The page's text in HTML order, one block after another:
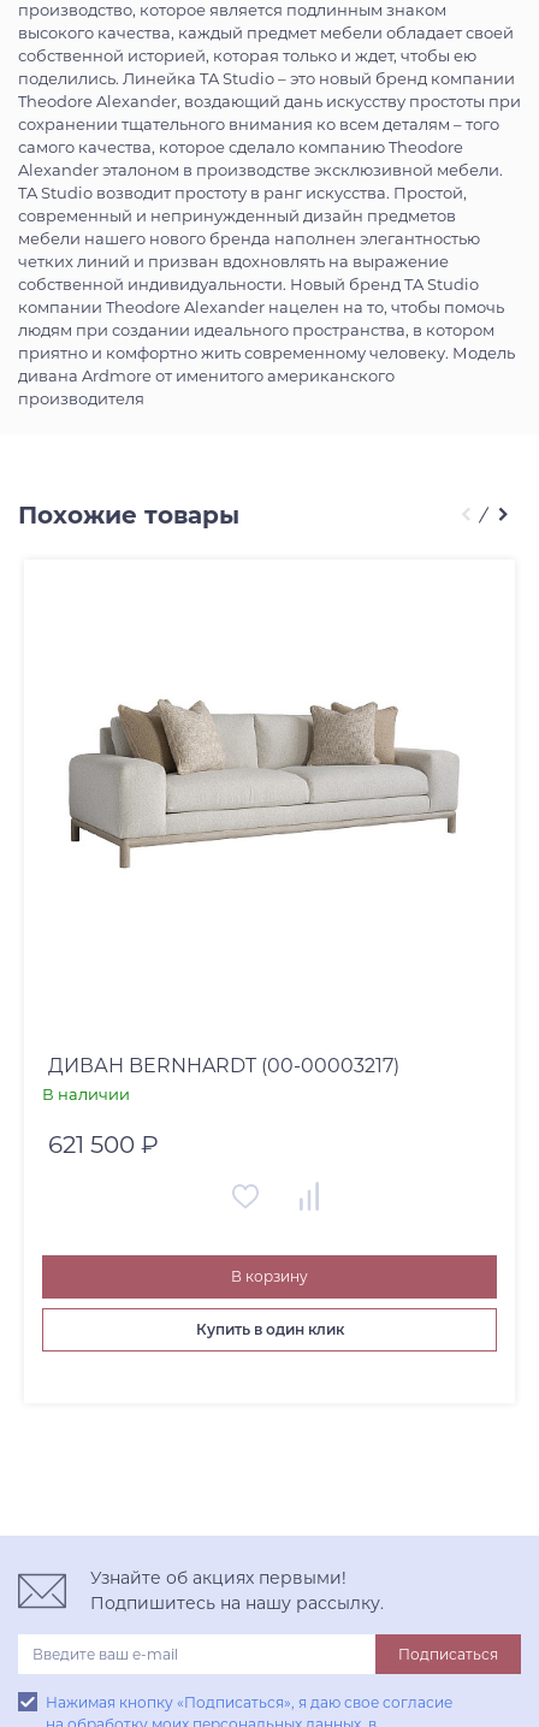
производство, которое является подлинным знаком
высокого качества, каждый предмет мебели обладает своей
собственной историей, которая только и ждет, чтобы ею
поделились. Линейка TA Studio – это новый бренд компании
Theodore Alexander, воздающий дань искусству простоты при
сохранении тщательного внимания ко всем деталям – того
самого качества, которое сделало компанию Theodore
Alexander эталоном в производстве эксклюзивной мебели.
TA Studio возводит простоту в ранг искусства. Простой,
современный и непринужденный дизайн предметов
мебели нашего нового бренда наполнен элегантностью
четких линий и призван вдохновлять на выражение
собственной индивидуальности. Новый бренд TA Studio
компании Theodore Alexander нацелен на то, чтобы помочь
людям при создании идеального пространства, в котором
приятно и комфортно жить современному человеку. Модель
дивана Ardmore от именитого американского
производителя
Похожие товары
ДИВАН BERNHARDT (00-00003217)
В наличии
621 500 ₽
В корзину
Купить в один клик
Узнайте об акциях первыми!
Подпишитесь на нашу рассылку.
Подписаться
Нажимая кнопку «Подписаться», я даю свое согласие